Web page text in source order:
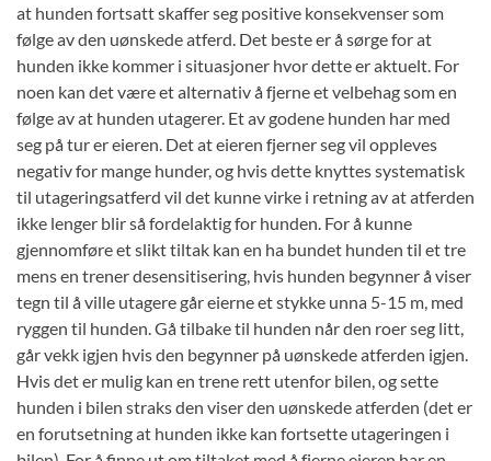
at hunden fortsatt skaffer seg positive konsekvenser som
følge av den uønskede atferd. Det beste er å sørge for at
hunden ikke kommer i situasjoner hvor dette er aktuelt. For
noen kan det være et alternativ å fjerne et velbehag som en
følge av at hunden utagerer. Et av godene hunden har med
seg på tur er eieren. Det at eieren fjerner seg vil oppleves
negativ for mange hunder, og hvis dette knyttes systematisk
til utageringsatferd vil det kunne virke i retning av at atferden
ikke lenger blir så fordelaktig for hunden. For å kunne
gjennomføre et slikt tiltak kan en ha bundet hunden til et tre
mens en trener desensitisering, hvis hunden begynner å viser
tegn til å ville utagere går eierne et stykke unna 5-15 m, med
ryggen til hunden. Gå tilbake til hunden når den roer seg litt,
går vekk igjen hvis den begynner på uønskede atferden igjen.
Hvis det er mulig kan en trene rett utenfor bilen, og sette
hunden i bilen straks den viser den uønskede atferden (det er
en forutsetning at hunden ikke kan fortsette utageringen i